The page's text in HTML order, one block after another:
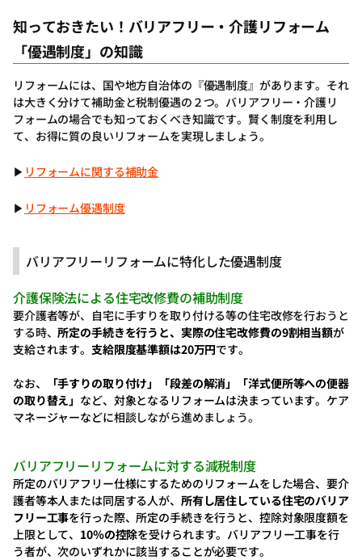
知っておきたい！バリアフリー・介護リフォーム
「優遇制度」の知識
リフォームには、国や地方自治体の『優遇制度』があります。それ
は大きく分けて補助金と税制優遇の２つ。バリアフリー・介護リ
フォームの場合でも知っておくべき知識です。賢く制度を利用し
て、お得に質の良いリフォームを実現しましょう。
▶ リフォームに関する補助金
▶ リフォーム優遇制度
バリアフリーリフォームに特化した優遇制度
介護保険法による住宅改修費の補助制度
要介護者等が、自宅に手すりを取り付ける等の住宅改修を行おうと
する時、所定の手続きを行うと、実際の住宅改修費の9割相当額が
支給されます。 支給限度基準額は20万円です。
なお、
「手すりの取り付け」「段差の解消」「洋式便所等への便器
の取り替え」 など、対象となるリフォームは決まっています。ケア
マネージャーなどに相談しながら進めましょう。
バリアフリーリフォームに対する減税制度
所定のバリアフリー仕様にするためのリフォームをした場合、要介
護者等本人または同居する人が、 所有し居住している住宅のバリア
フリー工事を行った際、所定の手続きを行うと、控除対象限度額を
上限として、 10％の控除を受けられます。バリアフリー工事を行
う者が、次のいずれかに該当することが必要です。